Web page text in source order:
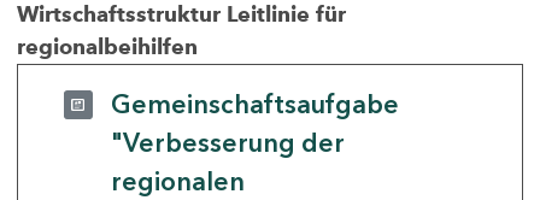
Wirtschaftsstruktur Leitlinie für
regionalbeihilfen
Gemeinschaftsaufgabe
"Verbesserung der
regionalen